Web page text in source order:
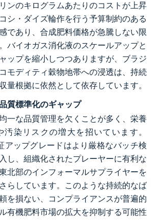
ンのキログラムあたりのコストが上昇
シ・ダイズ輪作を行う予算制約のある
であり、合成肥料価格が急騰しない限
バイオガス消化液のスケールアップと
ップを縮小しつつありますが、ブラジ
モディティ穀物地帯への浸透は、持続
量根拠に依然として依存しています。
質標準化のギャップ
一な品質管理を欠くことが多く、栄養
染リスクの増大を招いています。
アップグレードはより厳格なバッチ検
し、組織化されたプレーヤーに有利な
北部のインフォーマルサプライヤーを
らしています。このような持続的なば
を損ない、コンプライアンスが普遍的
有機肥料市場の拡大を抑制する可能性